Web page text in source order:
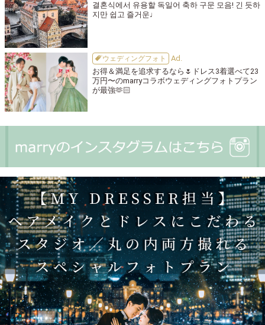
결혼식에서 유용할 독일어 축하 구문 모음! 긴 듯하
지만 쉽고 즐거운♩
ウェディングフォト
お得＆満足を追求するなら🌷ドレス3着選べて23
万円〜のmarryコラボウェディングフォトプラン
が最強🫶🏻